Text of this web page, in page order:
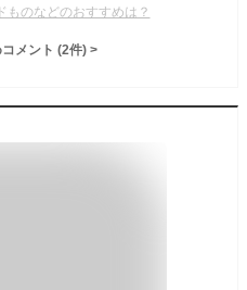
のなどのおすすめは？
メント (2件) >